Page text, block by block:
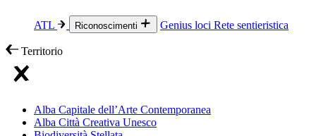
ATL Riconoscimenti Genius loci Rete sentieristica
Territorio
Alba Capitale dell’Arte Contemporanea
Alba Città Creativa Unesco